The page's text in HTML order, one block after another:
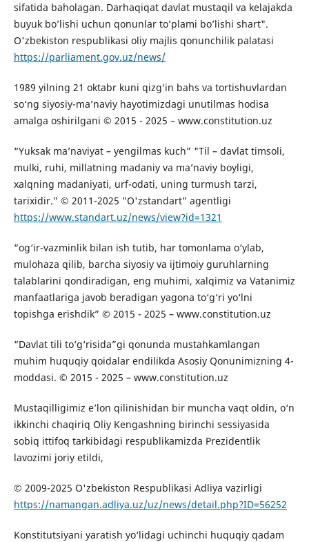
sifatida baholagan. Darhaqiqat davlat mustaqil va kelajakda
buyuk bo’lishi uchun qonunlar to’plami bo’lishi shart".
O'zbekiston respublikasi oliy majlis qonunchilik palatasi
https://parliament.gov.uz/news/
1989 yilning 21 oktabr kuni qizg‘in bahs va tortishuvlardan
so‘ng siyosiy-ma’naviy hayotimizdagi unutilmas hodisa
amalga oshirilgani © 2015 - 2025 – www.constitution.uz
“Yuksak ma’naviyat – yengilmas kuch” "Til – davlat timsoli,
mulki, ruhi, millatning madaniy va ma’naviy boyligi,
xalqning madaniyati, urf-odati, uning turmush tarzi,
tarixidir." © 2011-2025 "O'zstandart" agentligi
https://www.standart.uz/news/view?id=1321
“og‘ir-vazminlik bilan ish tutib, har tomonlama o‘ylab,
mulohaza qilib, barcha siyosiy va ijtimoiy guruhlarning
talablarini qondiradigan, eng muhimi, xalqimiz va Vatanimiz
manfaatlariga javob beradigan yagona to‘g‘ri yo‘lni
topishga erishdik” © 2015 - 2025 – www.constitution.uz
“Davlat tili to‘g‘risida”gi qonunda mustahkamlangan
muhim huquqiy qoidalar endilikda Asosiy Qonunimizning 4-
moddasi. © 2015 - 2025 – www.constitution.uz
Mustaqilligimiz e’lon qilinishidan bir muncha vaqt oldin, o‘n
ikkinchi chaqiriq Oliy Kengashning birinchi sessiyasida
sobiq ittifoq tarkibidagi respublikamizda Prezidentlik
lavozimi joriy etildi,
© 2009-2025 O'zbekiston Respublikasi Adliya vazirligi
https://namangan.adliya.uz/uz/news/detail.php?ID=56252
Konstitutsiyani yaratish yo‘lidagi uchinchi huquqiy qadam